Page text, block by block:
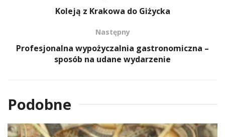
Koleją z Krakowa do Giżycka
Następny
Profesjonalna wypożyczalnia gastronomiczna –
sposób na udane wydarzenie
Podobne